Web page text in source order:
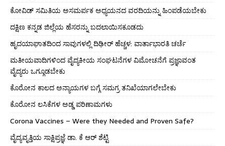
ಕೋವಿಡ್ ಸಮಿತಿಯ ಅಸಮರ್ಪಕ ಅಧ್ಯಯನದ ವರದಿಯನ್ನು ಹಿಂಪಡೆಯಬೇಕು
ದಕ್ಷಿಣ ಕನ್ನಡ ಜಿಲ್ಲೆಯ ಹೆಸರನ್ನು ಬದಲಾಯಿಸಕೂಡದು
ಹೃದಯಾಘಾತದಿಂದ ಸಾವುಗಳಲ್ಲಿ ದಿಢೀರ್ ಹೆಚ್ಚಳ: ವಾರ್ತಾಭಾರತಿ ಚರ್ಚೆ
ಮತೀಯವಾದಿಗಳಿಂದ ವೈದ್ಯಕೀಯ ಸಂಘಟನೆಗಳ ವಿಮೋಚನೆಗೆ ಪ್ರಜ್ಞಾವಂತ
ವೈದ್ಯರು ಒಗ್ಗೂಡಬೇಕು
ಕೊರೋನ ಕಾಲದ ಅನ್ಯಾಯಗಳ ಬಗ್ಗೆ ಸಮಗ್ರ ತನಿಖೆಯಾಗಲೇಬೇಕು
ಕೊರೋನ ಲಸಿಕೆಗಳ ಅಡ್ಡ ಪರಿಣಾಮಗಳು
Corona Vaccines – Were they Needed and Proven Safe?
ವೈದ್ಯವೃತ್ತಿಯ ಸಾಕ್ಷಿಪ್ರಜ್ಞೆ ಡಾ. ಕೆ ಆರ್ ಶೆಟ್ಟಿ